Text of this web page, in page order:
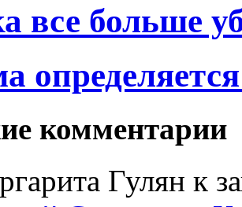
все больше
комментарии
Гулян к